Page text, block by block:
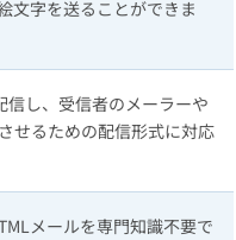
文字を送ることができま
信し、受信者のメーラーや
せるための配信形式に対応
メールを専門知識不要で